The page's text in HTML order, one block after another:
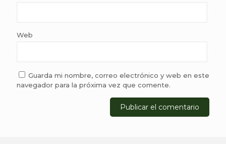
Web
Guarda mi nombre, correo electrónico y web en este
navegador para la próxima vez que comente.